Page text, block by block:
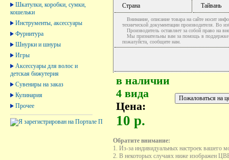
Шкатулки, коробки, сумки,
кошельки
Инструменты, аксессуары
Фурнитура
Шнурки и шнуры
Игры
Аксессуары для волос и
детская бижутерия
Сувениры на заказ
Кулинария
Прочее
Страна
Тайвань
Внимание, описание товара на сайте носит
технической документации производителя. Во
Производитель оставляет за собой право на
Мы признательны вам за помощь в поддержке
пожалуйста, сообщите нам.
в наличии
4 вида
Цена:
10 р.
Обратите внимание:
1. Из-за индивидуальных настроек вашего
2. В некоторых случаях ниже изображен